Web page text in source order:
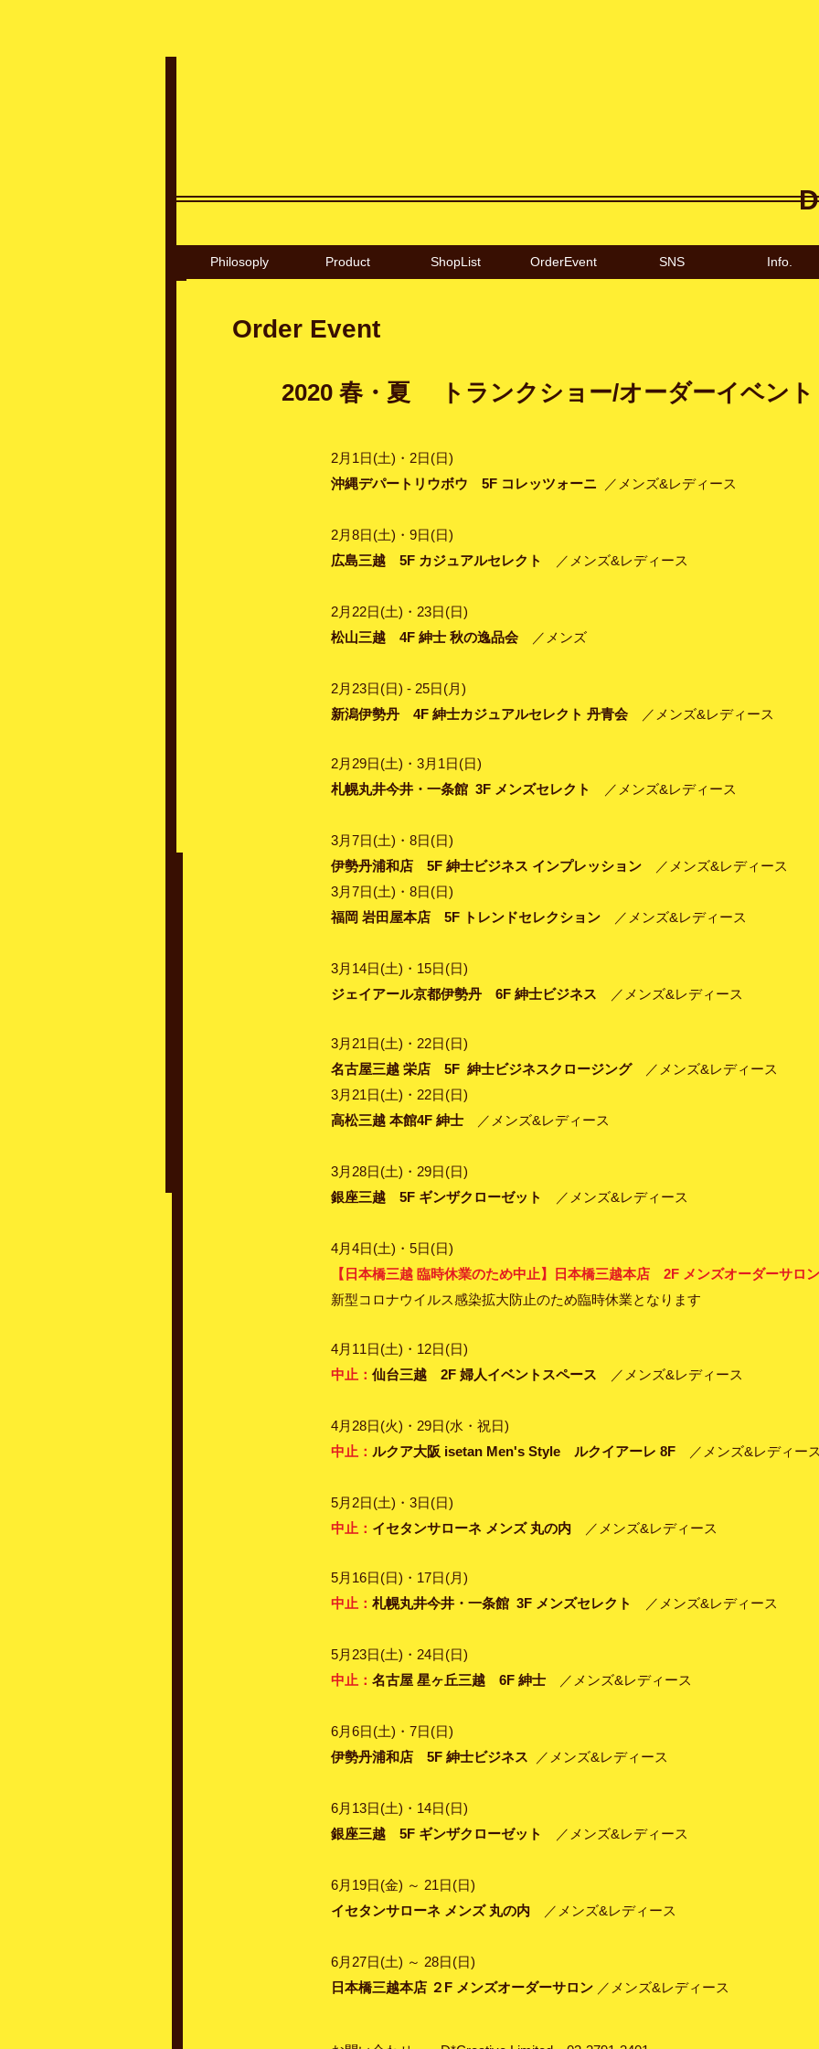
Philosoply Product ShopList OrderEvent SNS Info.
2月1日(土)・2日(日)
沖縄デパートリウボウ 5F コレッツォーニ
／メンズ&レディース
2月8日(土)・9日(日)
広島三越 5F カジュアルセレクト
／メンズ&レディース
2月22日(土)・23日(日)
松山三越 4F 紳士 秋の逸品会 ／メンズ
2月23日(日) - 25日(月)
新潟伊勢丹 4F 紳士カジュアルセレクト 丹青会 ／メンズ&レディース
2月29日(土)・3月1日(日)
札幌丸井今井・一条館 3F メンズセレクト
／メンズ&レディース
3月7日(土)・8日(日)
伊勢丹浦和店 5F 紳士ビジネス インプレッション ／メンズ&レディース
3月7日(土)・8日(日)
福岡 岩田屋本店 5F トレンドセレクション ／メンズ&レディース
3月14日(土)・15日(日)
ジェイアール京都伊勢丹 6F 紳士ビジネス
／メンズ&レディース
3月21日(土)・22日(日)
名古屋三越 栄店 5F 紳士ビジネスクロージング
／メンズ&レディース
3月21日(土)・22日(日)
高松三越 本館4F 紳士
／メンズ&レディース
3月28日(土)・29日(日)
銀座三越 5F ギンザクローゼット
／メンズ&レディース
4月4日(土)・5日(日)
【日本橋三越 臨時休業のため中止】日本橋三越本店 2F メンズオーダーサロン
新型コロナウイルス感染拡大防止のため臨時休業となります
4月11日(土)・12日(日)
中止： 仙台三越 2F 婦人イベントスペース ／メンズ&レディース
4月28日(火)・29日(水・祝日)
中止： ルクア大阪 isetan Men's Style ルクイアーレ 8F ／メンズ&レディー
5月2日(土)・3日(日)
中止： イセタンサローネ メンズ 丸の内 ／メンズ&レディース
5月16日(日)・17日(月)
中止： 札幌丸井今井・一条館 3F メンズセレクト ／メンズ&レディース
5月23日(土)・24日(日)
中止： 名古屋 星ヶ丘三越 6F 紳士 ／メンズ&レディース
6月6日(土)・7日(日)
伊勢丹浦和店 5F 紳士ビジネス
／メンズ&レディース
6月13日(土)・14日(日)
銀座三越 5F ギンザクローゼット
／メンズ&レディース
6月19日(金) ～ 21日(日)
イセタンサローネ メンズ 丸の内 ／メンズ&レディース
6月27日(土) ～ 28日(日)
日本橋三越本店 ２F メンズオーダーサロン ／メンズ&レディース
2020 春・夏 トランクショー/オーダーイベント
Order Event